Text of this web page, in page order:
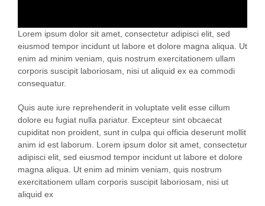
Lorem ipsum dolor sit amet, consectetur adipisci elit, sed
eiusmod tempor incidunt ut labore et dolore magna aliqua. Ut
enim ad minim veniam, quis nostrum exercitationem ullam
corporis suscipit laboriosam, nisi ut aliquid ex ea commodi
consequatur.
Quis aute iure reprehenderit in voluptate velit esse cillum
dolore eu fugiat nulla pariatur. Excepteur sint obcaecat
cupiditat non proident, sunt in culpa qui officia deserunt mollit
anim id est laborum. Lorem ipsum dolor sit amet, consectetur
adipisci elit, sed eiusmod tempor incidunt ut labore et dolore
magna aliqua. Ut enim ad minim veniam, quis nostrum
exercitationem ullam corporis suscipit laboriosam, nisi ut
aliquid ex